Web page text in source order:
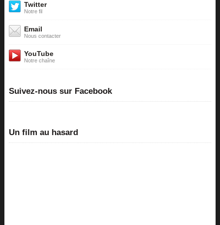
Twitter
Notre fil
Email
Nous contacter
YouTube
Notre chaîne
Suivez-nous sur Facebook
Un film au hasard